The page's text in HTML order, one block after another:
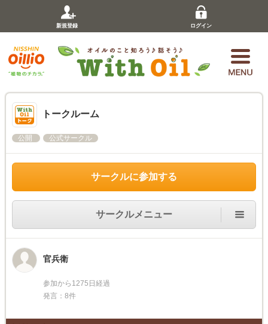
新規登録 ログイン
トークルーム
公開 公式サークル
サークルに参加する
サークルメニュー
官兵衛
参加から1275日経過
発言：8件